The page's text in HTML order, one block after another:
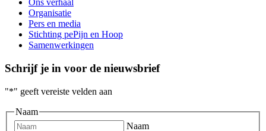
Ons verhaal
Organisatie
Pers en media
Stichting pePijn en Hoop
Samenwerkingen
Schrijf je in voor de nieuwsbrief
"*" geeft vereiste velden aan
Naam
Naam